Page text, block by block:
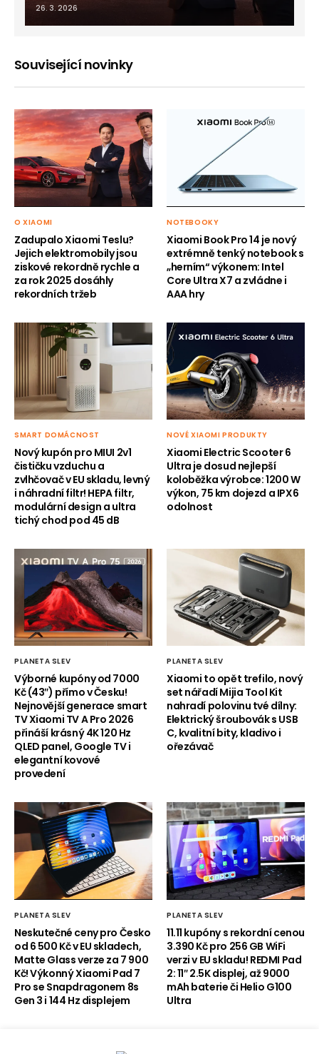
26. 3. 2026
Související novinky
O XIAOMI
Zadupalo Xiaomi Teslu?
Jejich elektromobily jsou
ziskové rekordně rychle a
za rok 2025 dosáhly
rekordních tržeb
NOTEBOOKY
Xiaomi Book Pro 14 je nový
extrémně tenký notebook s
„herním“ výkonem: Intel
Core Ultra X7 a zvládne i
AAA hry
SMART DOMÁCNOST
Nový kupón pro MIUI 2v1
čističku vzduchu a
zvlhčovač v EU skladu, levný
i náhradní filtr! HEPA filtr,
modulární design a ultra
tichý chod pod 45 dB
NOVÉ XIAOMI PRODUKTY
Xiaomi Electric Scooter 6
Ultra je dosud nejlepší
koloběžka výrobce: 1200 W
výkon, 75 km dojezd a IPX6
odolnost
PLANETA SLEV
Výborné kupóny od 7000
Kč (43″) přímo v Česku!
Nejnovější generace smart
TV Xiaomi TV A Pro 2026
přináší krásný 4K 120 Hz
QLED panel, Google TV i
elegantní kovové
provedení
PLANETA SLEV
Xiaomi to opět trefilo, nový
set nářadí Mijia Tool Kit
nahradí polovinu tvé dílny:
Elektrický šroubovák s USB
C, kvalitní bity, kladivo i
ořezávač
PLANETA SLEV
Neskutečné ceny pro Česko
od 6 500 Kč v EU skladech,
Matte Glass verze za 7 900
Kč! Výkonný Xiaomi Pad 7
Pro se Snapdragonem 8s
Gen 3 i 144 Hz displejem
PLANETA SLEV
11.11 kupóny s rekordní cenou
3.390 Kč pro 256 GB WiFi
verzi v EU skladu! REDMI Pad
2: 11″ 2.5K displej, až 9000
mAh baterie či Helio G100
Ultra